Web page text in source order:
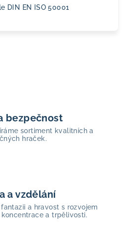
DIN EN ISO 50001
bezpečnost
sortiment kvalitních a
hraček.
a vzdělání
a hravost s rozvojem
a trpělivosti.